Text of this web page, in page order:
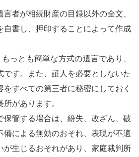
者が相続財産の目録以外の全文、
自書し、押印することによって作成
っとも簡単な方式の遺言であり、
です。また、証人を必要としないた
すべての第三者に秘密にしておく
があります。
保管する場合は、紛失、改ざん、破
備による無効のおそれ、表現が不適
が生じるおそれがあり、家庭裁判所